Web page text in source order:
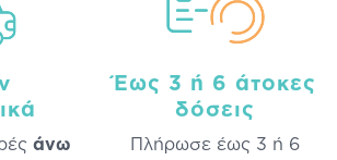
άνω
Έως 3 ή 6 άτοκες
δόσεις
Πλήρωσε έως 3 ή 6